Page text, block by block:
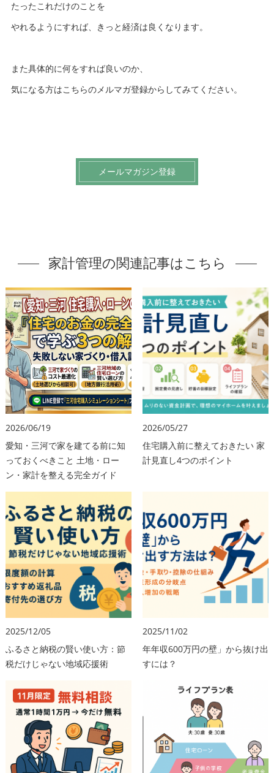
たったこれだけのことを
やれるようにすれば、きっと経済は良くなります。
また具体的に何をすれば良いのか、
気になる方はこちらのメルマガ登録からしてみてください。
メールマガジン登録
家計管理の関連記事はこちら
2026/06/19
愛知・三河で家を建てる前に知
っておくべきこと 土地・ロー
ン・家計を整える完全ガイド
2026/05/27
住宅購入前に整えておきたい 家
計見直し4つのポイント
2025/12/05
ふるさと納税の賢い使い方：節
税だけじゃない地域応援術
2025/11/02
年年収600万円の壁」から抜け出
すには？